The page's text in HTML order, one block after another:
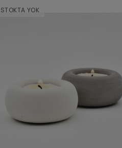
STOKTA YOK